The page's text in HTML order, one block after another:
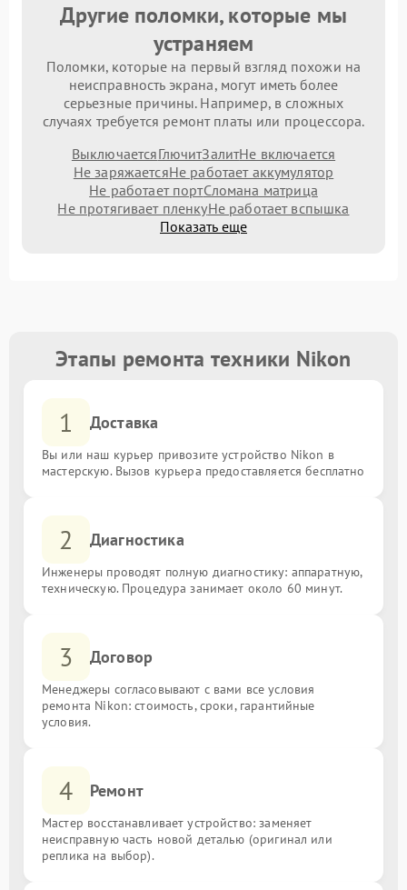
Другие поломки, которые мы
устраняем
Поломки, которые на первый взгляд похожи на
неисправность экрана, могут иметь более
серьезные причины. Например, в сложных
случаях требуется ремонт платы или процессора.
ВыключаетсяГлючитЗалитНе включается
Не заряжаетсяНе работает аккумулятор
Не работает портСломана матрица
Не протягивает пленкуНе работает вспышка
Показать еще
Этапы ремонта техники Nikon
1 Доставка
Вы или наш курьер привозите устройство Nikon в
мастерскую. Вызов курьера предоставляется бесплатно
2 Диагностика
Инженеры проводят полную диагностику: аппаратную,
техническую. Процедура занимает около 60 минут.
3 Договор
Менеджеры согласовывают с вами все условия
ремонта Nikon: стоимость, сроки, гарантийные
условия.
4 Ремонт
Мастер восстанавливает устройство: заменяет
неисправную часть новой деталью (оригинал или
реплика на выбор).